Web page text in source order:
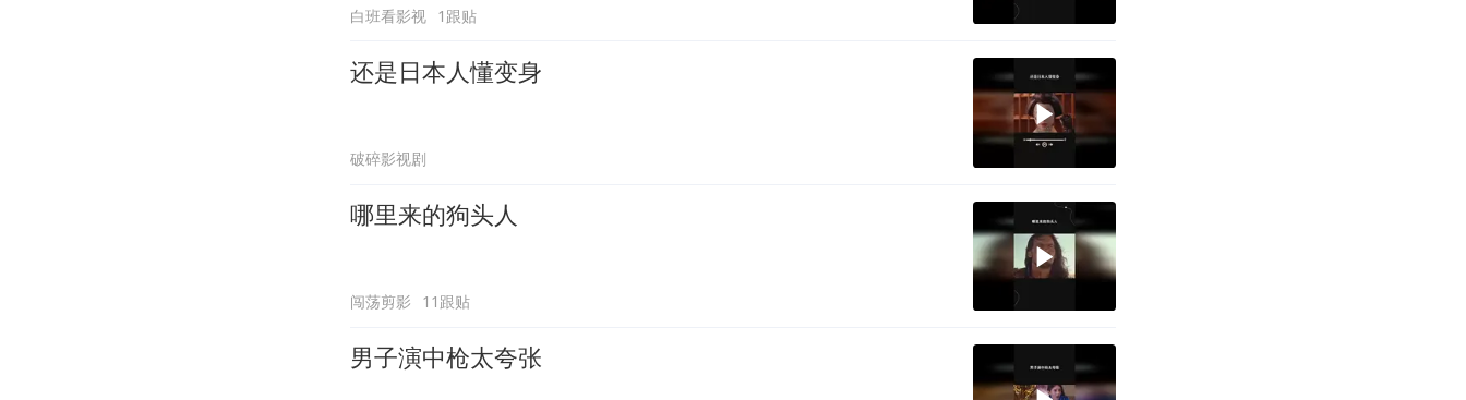
白班看影视 1跟贴
还是日本人懂变身
破碎影视剧
哪里来的狗头人
闯荡剪影 11跟贴
男子演中枪太夸张